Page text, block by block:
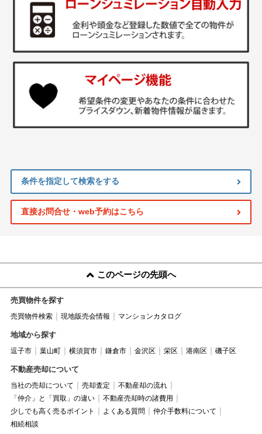
条件を指定して検索をする
直接お問合せ・web予約はこちら
このページの先頭へ
売買物件を探す
売買物件検索 現地販売会情報 マンションカタログ
地域から探す
逗子市 葉山町 横須賀市 鎌倉市 金沢区 栄区 港南区 磯子区
不動産売却について
当社の売却について 売却査定
不動産却の流れ
「仲介」と「買取」の違い
不動産売却時の諸費用
少しでも高く売るポイント
よくある質問
仲介手数料について
相続相談